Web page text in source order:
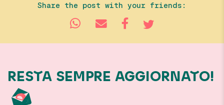
Share the post with your friends:
RESTA SEMPRE AGGIORNATO!